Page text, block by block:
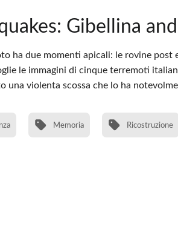
Gibellina
ha due momenti apicali: le rovine
le immagini di cinque terremoti
una violenta scossa che lo ha
Memoria Ricostruzione